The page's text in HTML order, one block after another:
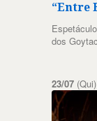
“Entre
dos
23/07